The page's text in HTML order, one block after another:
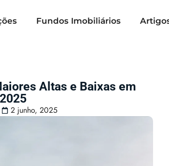
Fundos Imobiliários
Altas e Baixas em
2 junho, 2025